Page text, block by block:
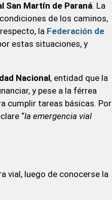
San Martín de Paraná. La
de los caminos,
la Federación de
estas situaciones, y
Nacional, entidad que la
y pese a la férrea
cumplir tareas básicas. Por
“la emergencia vial
vial, luego de conocerse la